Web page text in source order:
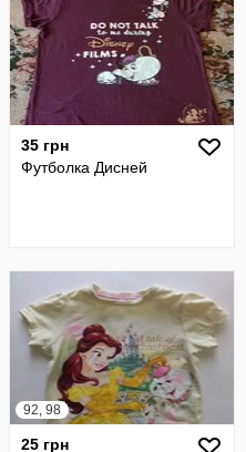
35 грн
Футболка Дисней
92, 98
25 грн